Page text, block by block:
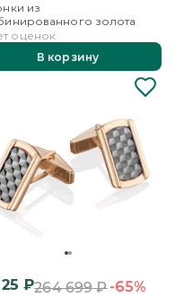
из
золота
оценок
В корзину
₽264 699₽-65%